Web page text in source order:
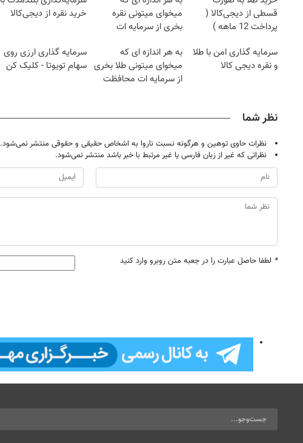
قسطی از دیجی‌کالا (
پرداخت 12 ماهه )
میخوای میتونی نقره
بخری از سرمایه ات
خرید نقره از دیجی‌کالا
سرمایه گذاری امن با طلا
و نقره دیجی کالا
به هر اندازه ای که
میخوای میتونی طلا بخری
از سرمایه ات محافظت
سرمایه گذاری ارزی روی
سهام تویوتا - کلیک کن
نظر شما
نظرات حاوی توهین و هرگونه نسبت ناروا به اشخاص حقیقی و حقوقی منتشر نمی‌شود.
نظراتی که غیر از زبان فارسی یا غیر مرتبط با خبر باشد منتشر نمی‌شود.
* لطفا حاصل عبارت را در جعبه متن روبرو وارد کنید